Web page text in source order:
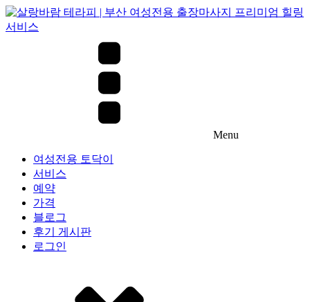
Menu
여성전용 토닥이
서비스
예약
가격
블로그
후기 게시판
로그인